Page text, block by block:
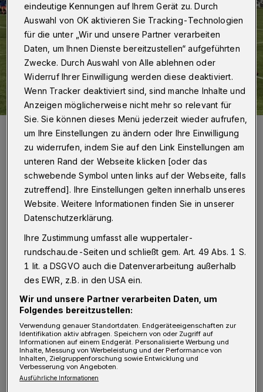
D a die Schalker Reserve gegen Verl nicht
über ein torloses Remis hinauskam,
steht der Klassenerhalt nun auch rechnerisch
fest.
Im Vergleich 0:1-Niederlage gegen die TSG
Sprockhövel, der sechsten Liga-Schlappe in
Folge, stellte der Coach auf einer Position um.
eindeutige Kennungen auf Ihrem Gerät zu. Durch
Auswahl von OK aktivieren Sie Tracking-Technologien
für die unter „Wir und unsere Partner verarbeiten
Daten, um Ihnen Dienste bereitzustellen“ aufgeführten
Zwecke. Durch Auswahl von Alle ablehnen oder
Widerruf Ihrer Einwilligung werden diese deaktiviert.
Wenn Tracker deaktiviert sind, sind manche Inhalte und
Anzeigen möglicherweise nicht mehr so relevant für
Sie. Sie können dieses Menü jederzeit wieder aufrufen,
um Ihre Einstellungen zu ändern oder Ihre Einwilligung
zu widerrufen, indem Sie auf den Link Einstellungen am
unteren Rand der Webseite klicken [oder das
schwebende Symbol unten links auf der Webseite, falls
zutreffend]. Ihre Einstellungen gelten innerhalb unseres
Website. Weitere Informationen finden Sie in unserer
Datenschutzerklärung.
Ihre Zustimmung umfasst alle wuppertaler-
rundschau.de-Seiten und schließt gem. Art. 49 Abs. 1 S.
1 lit. a DSGVO auch die Datenverarbeitung außerhalb
des EWR, z.B. in den USA ein.
Wir und unsere Partner verarbeiten Daten, um
Folgendes bereitzustellen:
Verwendung genauer Standortdaten. Endgeräteeigenschaften zur
Identifikation aktiv abfragen. Speichern von oder Zugriff auf
Informationen auf einem Endgerät. Personalisierte Werbung und
Inhalte, Messung von Werbeleistung und der Performance von
Inhalten, Zielgruppenforschung sowie Entwicklung und
Verbesserung von Angeboten.
Ausführliche Informationen